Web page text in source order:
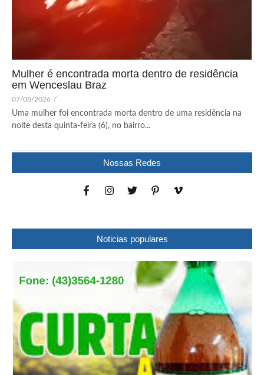
Mulher é encontrada morta dentro de residência
em Wenceslau Braz
07/08/2026 /
Uma mulher foi encontrada morta dentro de uma residência na
noite desta quinta-feira (6), no bairro...
Nossas Redes
Noticias populares